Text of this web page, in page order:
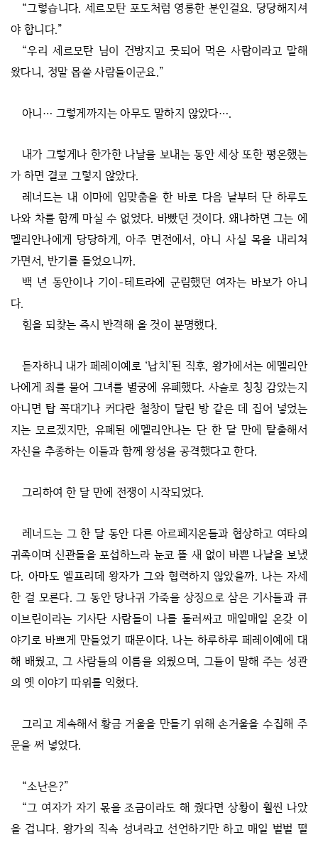
“그렇습니다. 세르모탄 포도처럼 영롱한 분인걸요. 당당해지셔
야 합니다.”
“우리 세르모탄 님이 건방지고 못되어 먹은 사람이라고 말해
왔다니, 정말 몹쓸 사람들이군요.”
아니… 그렇게까지는 아무도 말하지 않았다….
내가 그렇게나 한가한 나날을 보내는 동안 세상 또한 평온했는
가 하면 결코 그렇지 않았다.
레너드는 내 이마에 입맞춤을 한 바로 다음 날부터 단 하루도
나와 차를 함께 마실 수 없었다. 바빴던 것이다. 왜냐하면 그는 에
멜리안나에게 당당하게, 아주 면전에서, 아니 사실 목을 내리쳐
가면서, 반기를 들었으니까.
백 년 동안이나 기이-테트라에 군림했던 여자는 바보가 아니
다.
힘을 되찾는 즉시 반격해 올 것이 분명했다.
듣자하니 내가 페레이예로 ‘납치’된 직후, 왕가에서는 에멜리안
나에게 죄를 물어 그녀를 별궁에 유폐했다. 사슬로 칭칭 감았는지
아니면 탑 꼭대기나 커다란 철창이 달린 방 같은 데 집어 넣었는
지는 모르겠지만, 유폐된 에멜리안나는 단 한 달 만에 탈출해서
자신을 추종하는 이들과 함께 왕성을 공격했다고 한다.
그리하여 한 달 만에 전쟁이 시작되었다.
레너드는 그 한 달 동안 다른 아르페지온들과 협상하고 여타의
귀족이며 신관들을 포섭하느라 눈코 뜰 새 없이 바쁜 나날을 보냈
다. 아마도 엘프리데 왕자가 그와 협력하지 않았을까. 나는 자세
한 걸 모른다. 그 동안 당나귀 가죽을 상징으로 삼은 기사들과 큐
이브린이라는 기사단 사람들이 나를 둘러싸고 매일매일 온갖 이
야기로 바쁘게 만들었기 때문이다. 나는 하루하루 페레이예에 대
해 배웠고, 그 사람들의 이름을 외웠으며, 그들이 말해 주는 성관
의 옛 이야기 따위를 익혔다.
그리고 계속해서 황금 거울을 만들기 위해 손거울을 수집해 주
문을 써 넣었다.
“소난은?”
“그 여자가 자기 몫을 조금이라도 해 줬다면 상황이 훨씬 나았
을 겁니다. 왕가의 직속 성녀라고 선언하기만 하고 매일 벌벌 떨